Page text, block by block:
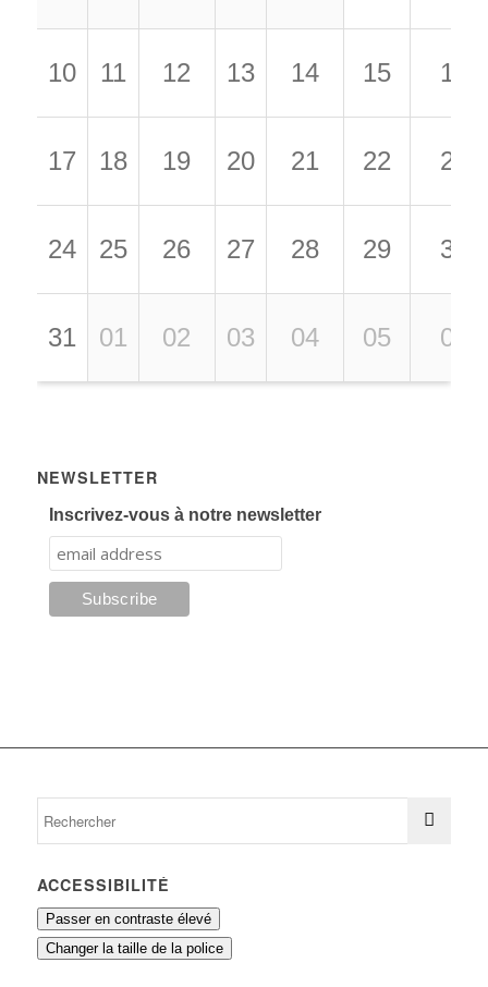
10 11 12 13 14 15 16
17 18 19 20 21 22 23
24 25 26 27 28 29 30
31 01 02 03 04 05 06
NEWSLETTER
Inscrivez-vous à notre newsletter
ACCESSIBILITÉ
Passer en contraste élevé
Changer la taille de la police